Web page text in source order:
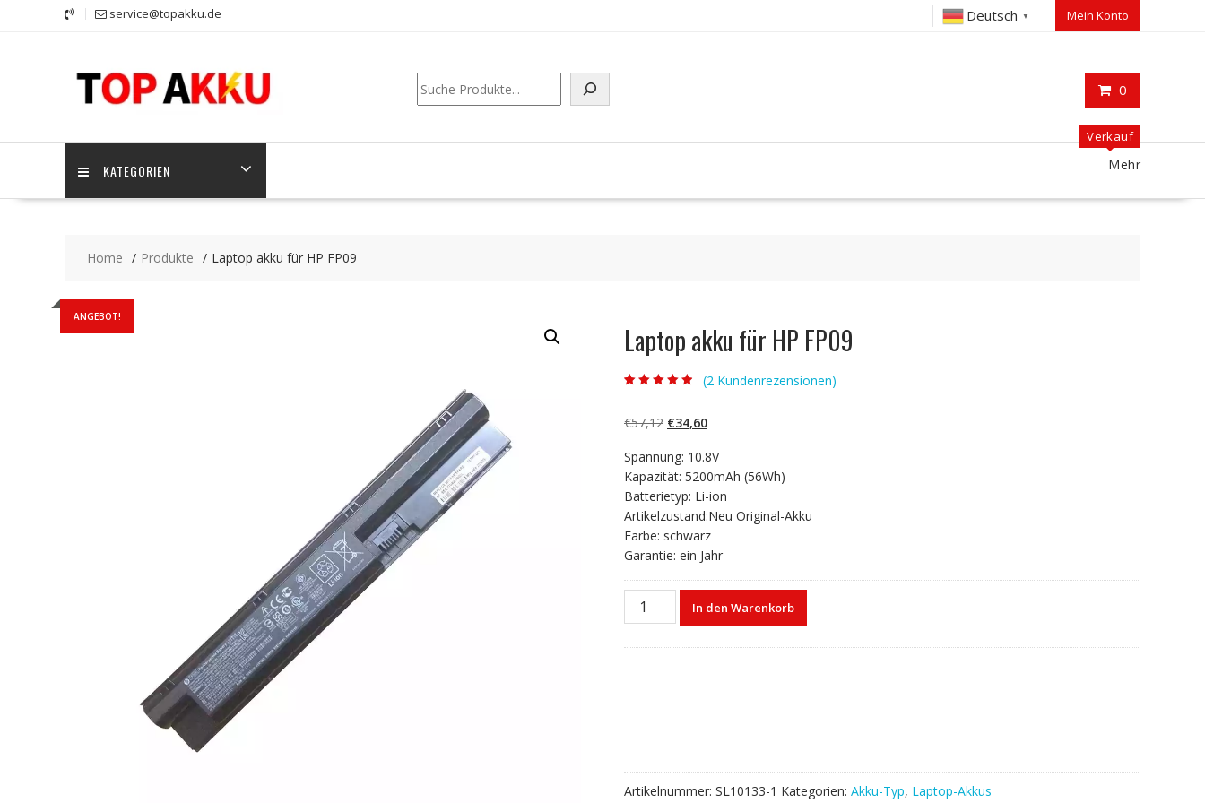
service@topakku.de Deutsch ▼ Mein Konto
0
Suchen
KATEGORIEN
Verkauf
Mehr
Home Produkte Laptop akku für HP FP09
ANGEBOT!
Laptop akku für HP FP09
basierend auf
Kundenbewert
(2 Kundenrezensionen)
€57,12 Ursprünglicher
war:
€57,12
€34,60Aktueller
ist:
€34,60.
Spannung: 10.8V
Kapazität: 5200mAh (56Wh)
Batterietyp: Li-ion
Artikelzustand:Neu Original-Akku
Farbe: schwarz
Garantie: ein Jahr
Laptop
akku
In den Warenkorb
Artikelnummer: SL10133-1 Kategorien: Akku-Typ, Laptop-Akkus